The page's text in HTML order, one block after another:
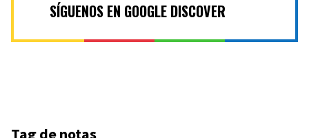
SÍGUENOS EN GOOGLE DISCOVER
Tag de notas